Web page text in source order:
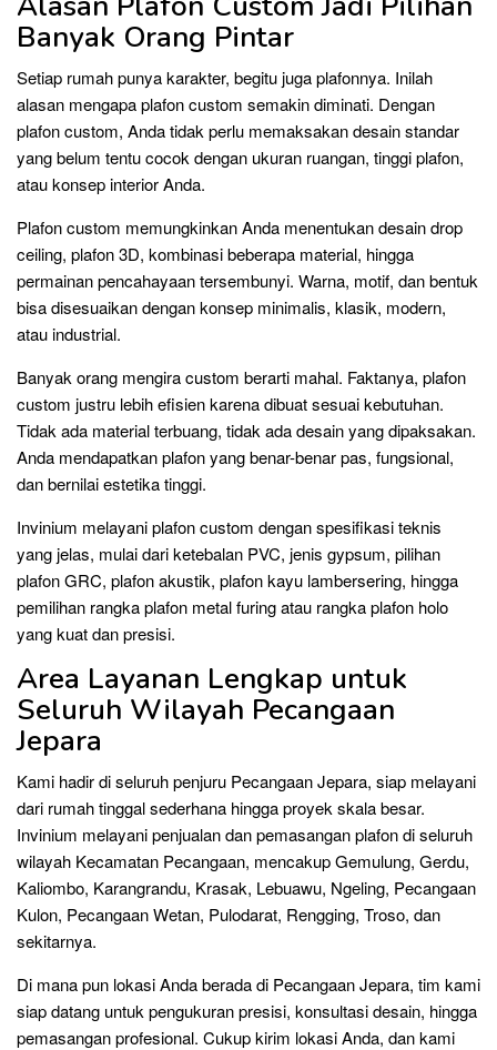
Banyak Orang Pintar
Setiap rumah punya karakter, begitu juga plafonnya. Inilah
alasan mengapa plafon custom semakin diminati. Dengan
plafon custom, Anda tidak perlu memaksakan desain standar
yang belum tentu cocok dengan ukuran ruangan, tinggi plafon,
atau konsep interior Anda.
Plafon custom memungkinkan Anda menentukan desain drop
ceiling, plafon 3D, kombinasi beberapa material, hingga
permainan pencahayaan tersembunyi. Warna, motif, dan bentuk
bisa disesuaikan dengan konsep minimalis, klasik, modern,
atau industrial.
Banyak orang mengira custom berarti mahal. Faktanya, plafon
custom justru lebih efisien karena dibuat sesuai kebutuhan.
Tidak ada material terbuang, tidak ada desain yang dipaksakan.
Anda mendapatkan plafon yang benar-benar pas, fungsional,
dan bernilai estetika tinggi.
Invinium melayani plafon custom dengan spesifikasi teknis
yang jelas, mulai dari ketebalan PVC, jenis gypsum, pilihan
plafon GRC, plafon akustik, plafon kayu lambersering, hingga
pemilihan rangka plafon metal furing atau rangka plafon holo
yang kuat dan presisi.
Area Layanan Lengkap untuk
Seluruh Wilayah Pecangaan
Jepara
Kami hadir di seluruh penjuru Pecangaan Jepara, siap melayani
dari rumah tinggal sederhana hingga proyek skala besar.
Invinium melayani penjualan dan pemasangan plafon di seluruh
wilayah Kecamatan Pecangaan, mencakup Gemulung, Gerdu,
Kaliombo, Karangrandu, Krasak, Lebuawu, Ngeling, Pecangaan
Kulon, Pecangaan Wetan, Pulodarat, Rengging, Troso, dan
sekitarnya.
Di mana pun lokasi Anda berada di Pecangaan Jepara, tim kami
siap datang untuk pengukuran presisi, konsultasi desain, hingga
pemasangan profesional. Cukup kirim lokasi Anda, dan kami